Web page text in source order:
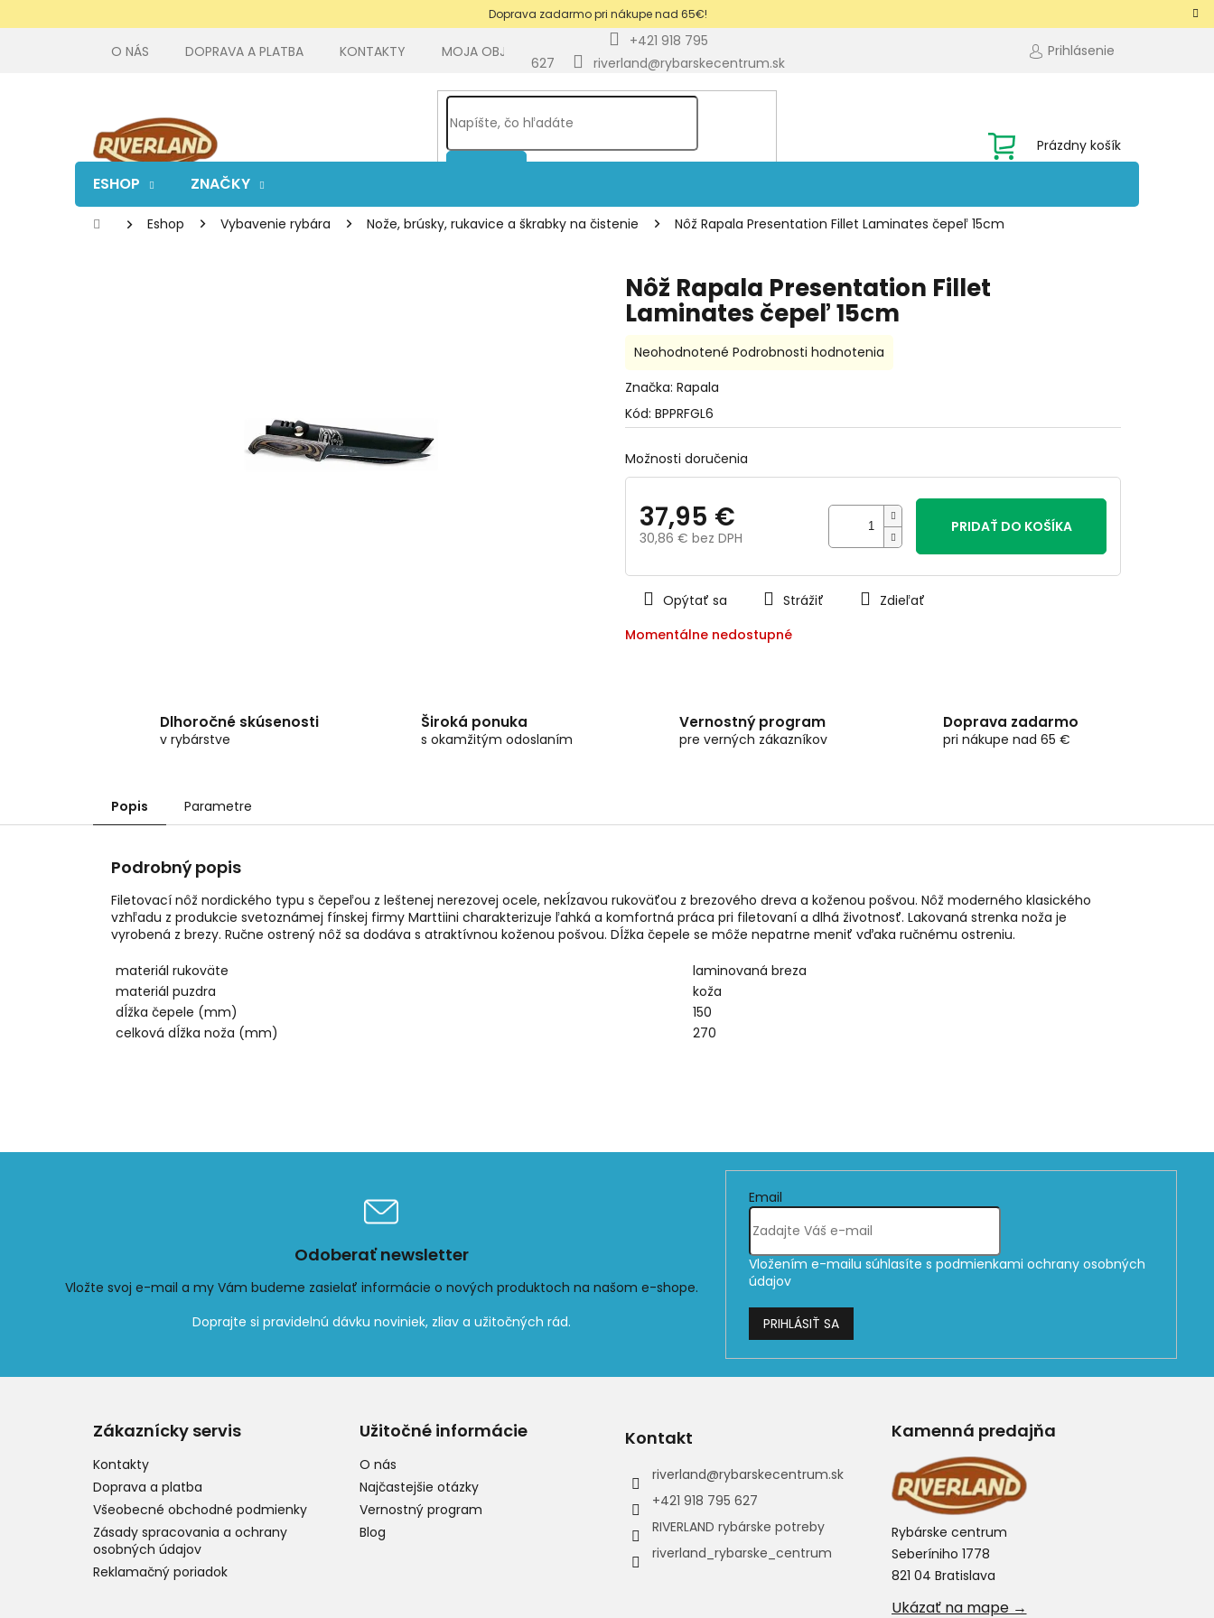
na
Doprava zadarmo pri nákupe nad 65€!
+421 918 795
627
riverland@rybarskecentrum.sk
O NÁS DOPRAVA A PLATBA KONTAKTY MOJA OBJEDNÁVKA BLOG Prihlásenie
NÁKUPNÝ
KOŠÍK
Prázdny košík
ESHOP ZNAČKY
DomovEshop Vybavenie rybára Nože, brúsky, rukavice a škrabky na čistenie Nôž Rapala Presentation Fillet Laminates čepeľ 15cm
Nôž Rapala Presentation Fillet
Laminates čepeľ 15cm
Kód: BPPRFGL6
Momentálne nedostupné
Možnosti doručenia
37,95 €
30,86 € bez DPH
cena:
PRIDAŤ DO KOŠÍKA
Opýtať sa Strážiť Zdieľať
Priemerné
produktu
0,0
5
Neohodnotené Podrobnosti hodnotenia
Značka: Rapala
Dlhoročné skúsenosti
v rybárstve
Široká ponuka
s okamžitým odoslaním
Vernostný program
pre verných zákazníkov
Doprava zadarmo
pri nákupe nad 65 €
Popis Parametre
Podrobný popis
Filetovací nôž nordického typu s čepeľou z leštenej nerezovej ocele, nekĺzavou rukoväťou z brezového dreva a koženou pošvou. Nôž moderného klasického
vzhľadu z produkcie svetoznámej fínskej firmy Marttiini charakterizuje ľahká a komfortná práca pri filetovaní a dlhá životnosť. Lakovaná strenka noža je
vyrobená z brezy. Ručne ostrený nôž sa dodáva s atraktívnou koženou pošvou. Dĺžka čepele se môže nepatrne meniť vďaka ručnému ostreniu.
materiál rukoväte
laminovaná breza
materiál puzdra
koža
dĺžka čepele (mm)
150
celková dĺžka noža (mm)
270
Odoberať newsletter
Vložte svoj e-mail a my Vám budeme zasielať informácie o nových produktoch na našom e-shope.
Email
Vložením e-mailu súhlasíte s podmienkami ochrany osobných
údajov
PRIHLÁSIŤ SA
Z
Zákaznícky servis
Kontakty
Doprava a platba
Všeobecné obchodné podmienky
Zásady spracovania a ochrany
osobných údajov
Reklamačný poriadok
Užitočné informácie
O nás
Najčastejšie otázky
Vernostný program
Blog
Kontakt
riverland@rybarskecentrum.sk
+421 918 795 627
RIVERLAND rybárske potreby
riverland_rybarske_centrum
Kamenná predajňa
Rybárske centrum
Seberíniho 1778
821 04 Bratislava
Ukázať na mape →